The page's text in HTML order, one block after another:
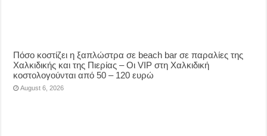
Πόσο κοστίζει η ξαπλώστρα σε beach bar σε παραλίες της
Χαλκιδικής και της Πιερίας – Οι VIP στη Χαλκιδική
κοστολογούνται από 50 – 120 ευρώ
August 6, 2026